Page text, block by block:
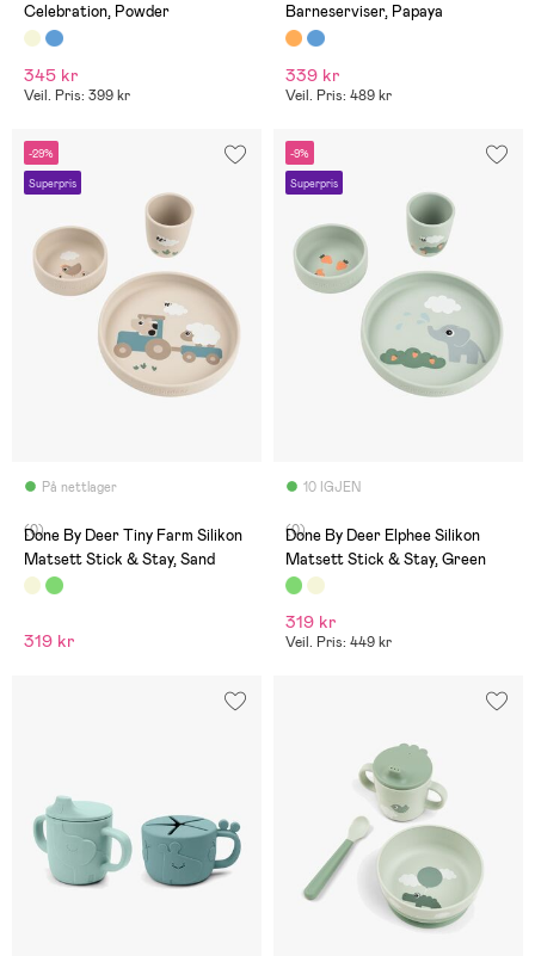
Celebration, Powder
345 kr
Veil. Pris: 399 kr
Barneserviser, Papaya
339 kr
Veil. Pris: 489 kr
-29%
Superpris
På nettlager
(0)
Done By Deer Tiny Farm Silikon
Matsett Stick & Stay, Sand
319 kr
-9%
Superpris
10 IGJEN
(0)
Done By Deer Elphee Silikon
Matsett Stick & Stay, Green
319 kr
Veil. Pris: 449 kr